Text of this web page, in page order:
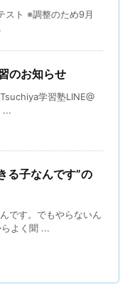
スト ※調整のため9月
のお知らせ
学習塾LINE@
...
る子なんです”の
です。でもやらないん
よく聞 ...